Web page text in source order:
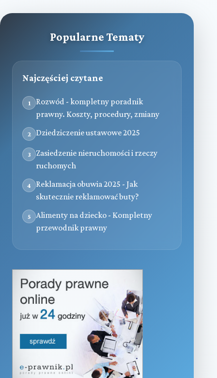
Popularne Tematy
Najczęściej czytane
1
Rozwód - kompletny poradnik
prawny. Koszty, procedury, zmiany
2 Dziedziczenie ustawowe 2025
3
Zasiedzenie nieruchomości i rzeczy
ruchomych
4
Reklamacja obuwia 2025 - Jak
skutecznie reklamować buty?
5
Alimenty na dziecko - Kompletny
przewodnik prawny